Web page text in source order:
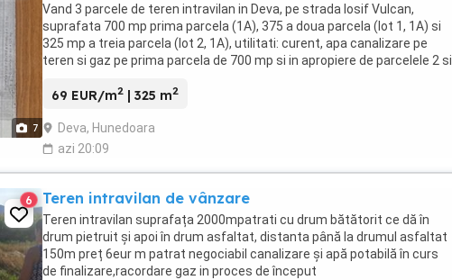
7
Vand 3 parcele de teren intravilan in Deva, pe strada Iosif Vulcan,
suprafata 700 mp prima parcela (1A), 375 a doua parcela (lot 1, 1A) si
325 mp a treia parcela (lot 2, 1A), utilitati: curent, apa canalizare pe
teren si gaz pe prima parcela de 700 mp si in apropiere de parcelele 2 si
69 EUR/m2 | 325 m2
Deva, Hunedoara
azi 20:09
6 Teren intravilan de vânzare
Teren intravilan suprafața 2000mpatrati cu drum bătătorit ce dă în
drum pietruit și apoi în drum asfaltat, distanta până la drumul asfaltat
150m preț 6eur m patrat negociabil canalizare și apă potabilă în curs
de finalizare,racordare gaz in proces de început